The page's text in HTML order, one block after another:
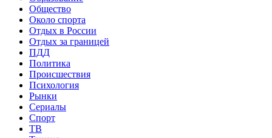
Общество
Около спорта
Отдых в России
Отдых за границей
ПДД
Политика
Происшествия
Психология
Рынки
Сериалы
Спорт
ТВ